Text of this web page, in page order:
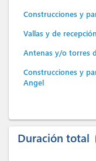
Construcciones y
Vallas y de recepción
Antenas y/o torres
Construcciones y
Angel
Duración total